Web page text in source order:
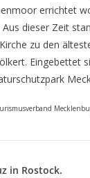
errichtet
dieser Zeit
zu den
Eingebettet
in Rostock.